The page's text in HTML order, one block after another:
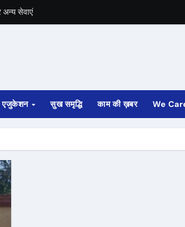
सेवाएं
पटरी से उतरी
एजुकेशन सुख समृद्धि काम की ख़बर We